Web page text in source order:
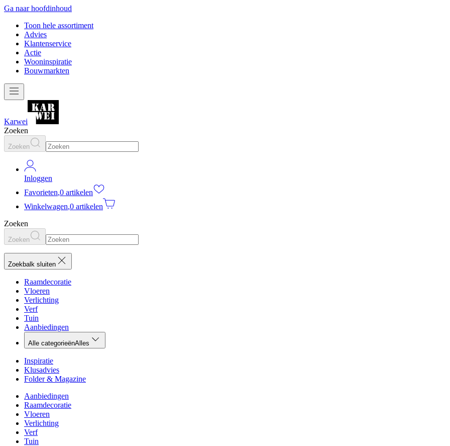
Ga naar hoofdinhoud
Toon hele assortiment
Advies
Klantenservice
Actie
Wooninspiratie
Bouwmarkten
Karwei
Zoeken
Zoeken
Inloggen
Favorieten,0 artikelen
Winkelwagen,0 artikelen
Zoeken
Zoeken
Zoekbalk sluiten
Raamdecoratie
Vloeren
Verlichting
Verf
Tuin
Aanbiedingen
Alle categorieënAlles
Inspiratie
Klusadvies
Folder & Magazine
Aanbiedingen
Raamdecoratie
Vloeren
Verlichting
Verf
Tuin